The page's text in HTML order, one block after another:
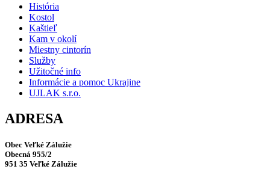
História
Kostol
Kaštieľ
Kam v okolí
Miestny cintorín
Služby
Užitočné info
Informácie a pomoc Ukrajine
UJLAK s.r.o.
ADRESA
Obec Veľké Zálužie
Obecná 955/2
951 35 Veľké Zálužie